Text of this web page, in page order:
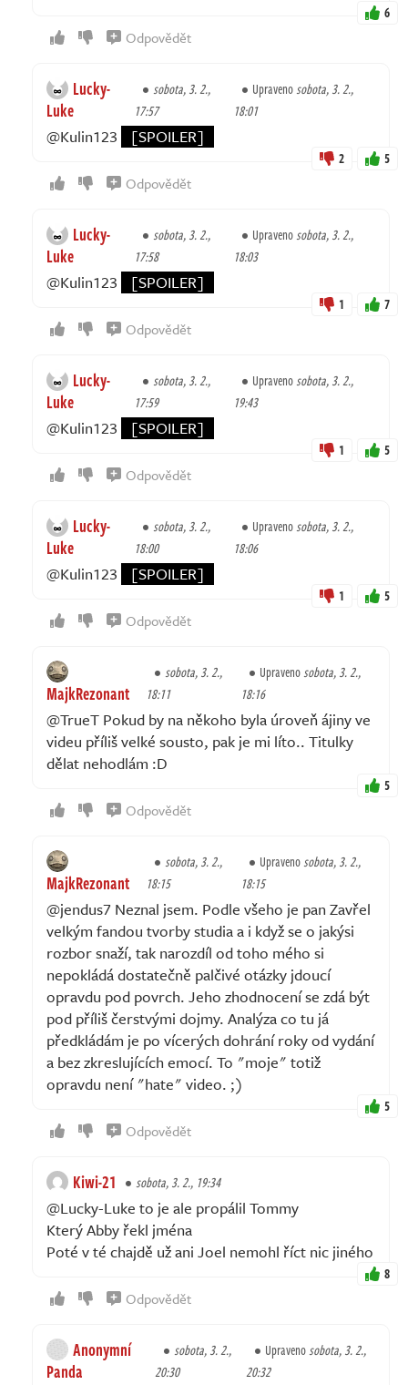
6
Odpovědět
Lucky-
Luke
sobota, 3. 2.,
17:57
Upravenosobota, 3. 2.,
18:01
@Kulin123 [SPOILER]
2 5
Odpovědět
Lucky-
Luke
sobota, 3. 2.,
17:58
Upravenosobota, 3. 2.,
18:03
@Kulin123 [SPOILER]
1 7
Odpovědět
Lucky-
Luke
sobota, 3. 2.,
17:59
Upravenosobota, 3. 2.,
19:43
@Kulin123 [SPOILER]
1 5
Odpovědět
Lucky-
Luke
sobota, 3. 2.,
18:00
Upravenosobota, 3. 2.,
18:06
@Kulin123 [SPOILER]
1 5
Odpovědět
MajkRezonant
sobota, 3. 2.,
18:11
Upravenosobota, 3. 2.,
18:16
@TrueT Pokud by na někoho byla úroveň ájiny ve
videu příliš velké sousto, pak je mi líto.. Titulky
dělat nehodlám :D
5
Odpovědět
MajkRezonant
sobota, 3. 2.,
18:15
Upravenosobota, 3. 2.,
18:15
@jendus7 Neznal jsem. Podle všeho je pan Zavřel
velkým fandou tvorby studia a i když se o jakýsi
rozbor snaží, tak narozdíl od toho mého si
nepokládá dostatečně palčivé otázky jdoucí
opravdu pod povrch. Jeho zhodnocení se zdá být
pod příliš čerstvými dojmy. Analýza co tu já
předkládám je po vícerých dohrání roky od vydání
a bez zkreslujících emocí. To "moje" totiž
opravdu není "hate" video. ;)
5
Odpovědět
Kiwi-21 sobota, 3. 2., 19:34
@Lucky-Luke to je ale propálil Tommy
Který Abby řekl jména
Poté v té chajdě už ani Joel nemohl říct nic jiného
8
Odpovědět
Anonymní
Panda
sobota, 3. 2.,
20:30
Upravenosobota, 3. 2.,
20:32